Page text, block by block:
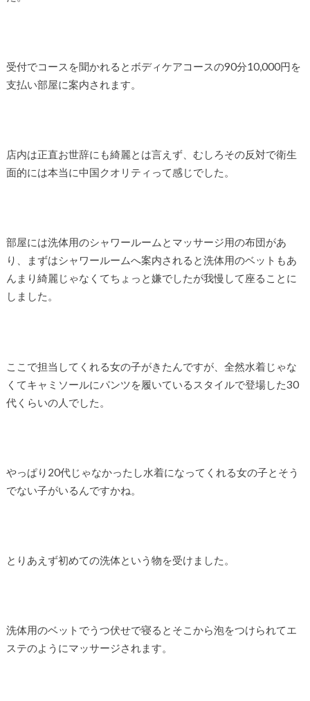
受付でコースを聞かれるとボディケアコースの90分10,000円を
支払い部屋に案内されます。
店内は正直お世辞にも綺麗とは言えず、むしろその反対で衛生
面的には本当に中国クオリティって感じでした。
部屋には洗体用のシャワールームとマッサージ用の布団があ
り、まずはシャワールームへ案内されると洗体用のベットもあ
んまり綺麗じゃなくてちょっと嫌でしたが我慢して座ることに
しました。
ここで担当してくれる女の子がきたんですが、全然水着じゃな
くてキャミソールにパンツを履いているスタイルで登場した30
代くらいの人でした。
やっぱり20代じゃなかったし水着になってくれる女の子とそう
でない子がいるんですかね。
とりあえず初めての洗体という物を受けました。
洗体用のベットでうつ伏せで寝るとそこから泡をつけられてエ
ステのようにマッサージされます。